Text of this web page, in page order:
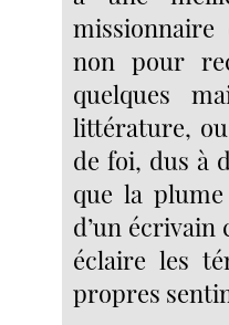
non pour
quelques
littérature,
de foi, dus à
que la
d’un écrivain
éclaire les
propres